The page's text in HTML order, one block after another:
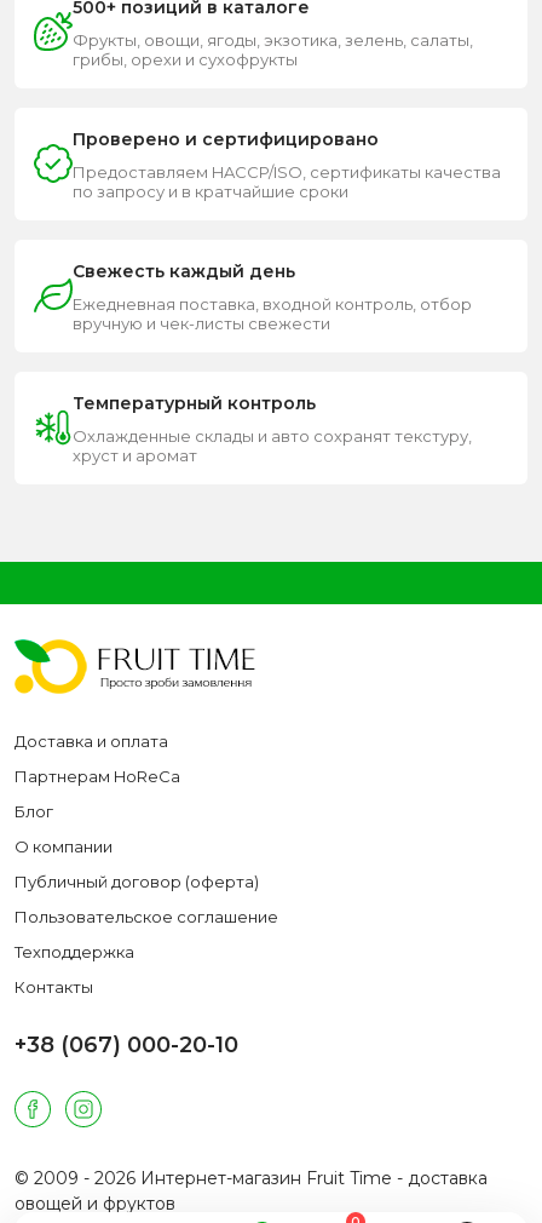
500+ позиций в каталоге
Фрукты, овощи, ягоды, экзотика, зелень, салаты,
грибы, орехи и сухофрукты
Проверено и сертифицировано
Предоставляем HACCP/ISO, сертификаты качества
по запросу и в кратчайшие сроки
Свежесть каждый день
Ежедневная поставка, входной контроль, отбор
вручную и чек-листы свежести
Температурный контроль
Охлажденные склады и авто сохранят текстуру,
хруст и аромат
Доставка и оплата
Партнерам HoReCa
Блог
О компании
Публичный договор (оферта)
Пользовательское соглашение
Техподдержка
Контакты
+38 (067) 000-20-10
© 2009 - 2026 Интернет-магазин Fruit Time - доставка
овощей и фруктов